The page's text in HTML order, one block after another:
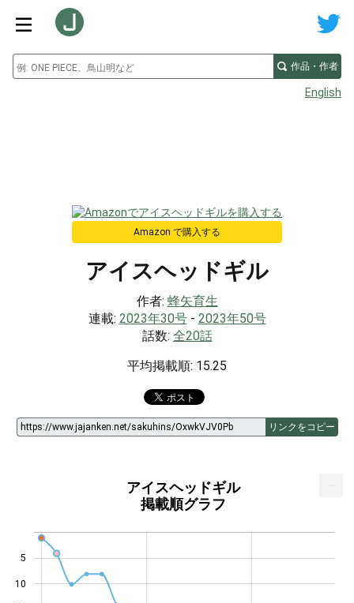
作品・作者
English
Amazon で購入する
アイスヘッドギル
作者: 蜂矢育生
連載: 2023年30号- 2023年50号
話数: 全20話
平均掲載順: 15.25
リンクをコピー
アイスヘッドギル
掲載順グラフ
10
5
...